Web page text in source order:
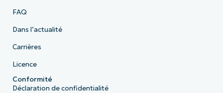
FAQ
Dans l’actualité
Carrières
Licence
Conformité
Déclaration de confidentialité